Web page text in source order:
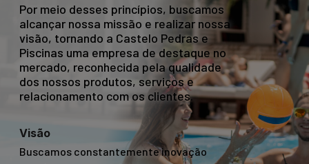
Por meio desses princípios, buscamos
alcançar nossa missão e realizar nossa
visão, tornando a Castelo Pedras e
Piscinas uma empresa de destaque no
mercado, reconhecida pela qualidade
dos nossos produtos, serviços e
relacionamento com os clientes.
Visão
Buscamos constantemente inovação